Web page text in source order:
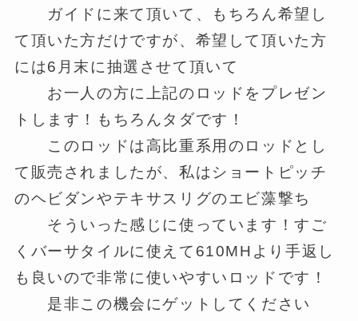
ガイドに来て頂いて、もちろん希望し
て頂いた方だけですが、希望して頂いた方
には6月末に抽選させて頂いて
お一人の方に上記のロッドをプレゼン
トします！もちろんタダです！
このロッドは高比重系用のロッドとし
て販売されましたが、私はショートピッチ
のヘビダンやテキサスリグのエビ藻撃ち
そういった感じに使っています！すご
くバーサタイルに使えて610MHより手返し
も良いので非常に使いやすいロッドです！
是非この機会にゲットしてください